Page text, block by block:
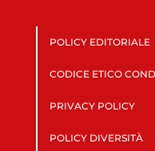
POLICY EDITORIALE
CODICE ETICO
PRIVACY POLICY
POLICY DIVERSITÀ